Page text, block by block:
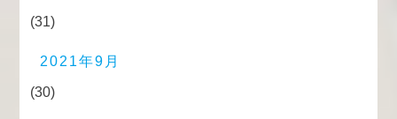
(31)
2021年9月
(30)